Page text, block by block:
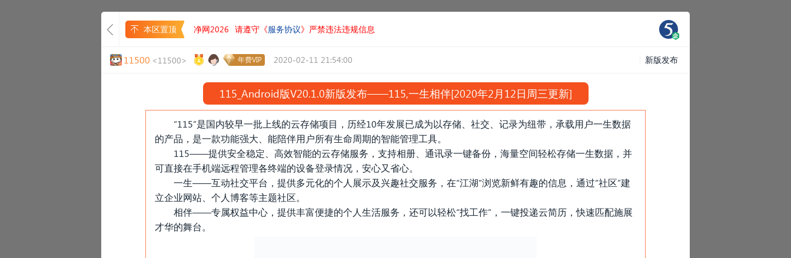
本区置顶 净网2026 请遵守《服务协议》严禁违法违规信息
11500 <11500> 年费VIP 2020-02-11 21:54:00 新版发布
115 Android版V20.1.0新版发布——115,一生相伴[2020年2月12日周三更新]
“115”是国内较早一批上线的云存储项目，历经10年发展已成为以存储、社交、记录为纽带，承载用户一生数据
的产品，是一款功能强大、能陪伴用户所有生命周期的智能管理工具。
115——提供安全稳定、高效智能的云存储服务，支持相册、通讯录一键备份，海量空间轻松存储一生数据，并
可直接在手机端远程管理各终端的设备登录情况，安心又省心。
一生——互动社交平台，提供多元化的个人展示及兴趣社交服务，在“江湖”浏览新鲜有趣的信息，通过“社区”建
立企业网站、个人博客等主题社区。
相伴——专属权益中心，提供丰富便捷的个人生活服务，还可以轻松“找工作”，一键投递云简历，快速匹配施展
才华的舞台。